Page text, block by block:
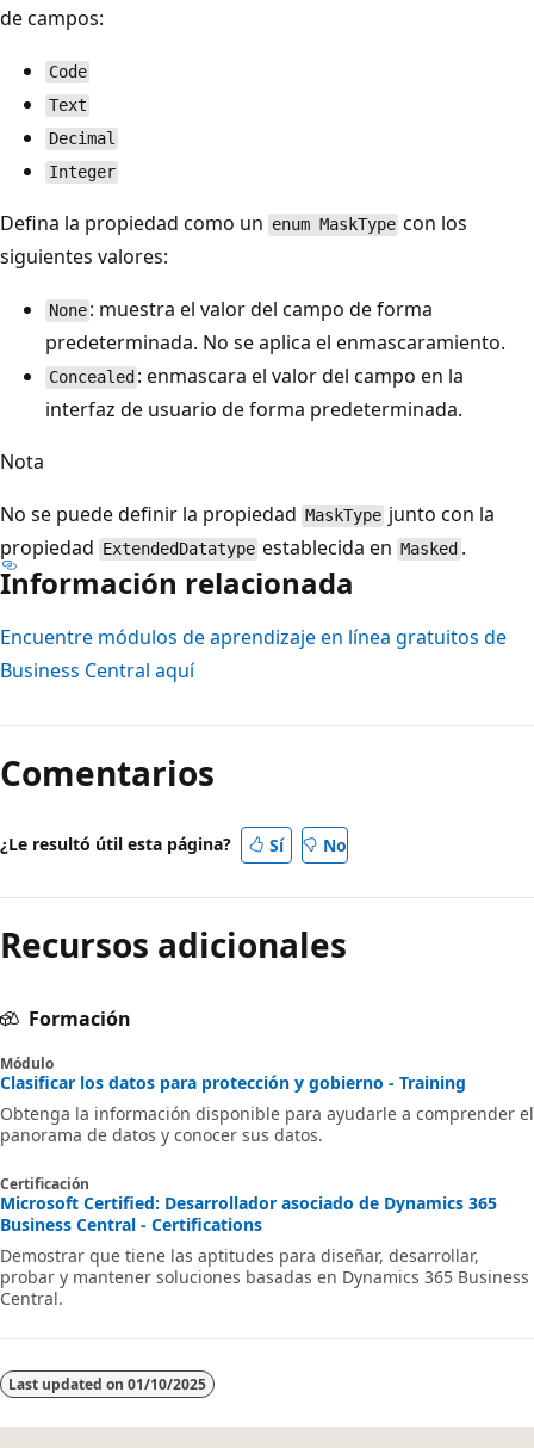
de campos:
Code
Text
Decimal
Integer
Defina la propiedad como un enum MaskType con los
siguientes valores:
None : muestra el valor del campo de forma
predeterminada. No se aplica el enmascaramiento.
Concealed : enmascara el valor del campo en la
interfaz de usuario de forma predeterminada.
Nota
No se puede definir la propiedad MaskType junto con la
propiedad ExtendedDatatype establecida en Masked .
Información relacionada
Encuentre módulos de aprendizaje en línea gratuitos de
Business Central aquí
Comentarios
¿Le resultó útil esta página? Sí No
Recursos adicionales
Formación
Módulo
Clasificar los datos para protección y gobierno - Training
Obtenga la información disponible para ayudarle a comprender el
panorama de datos y conocer sus datos.
Certificación
Microsoft Certified: Desarrollador asociado de Dynamics 365
Business Central - Certifications
Demostrar que tiene las aptitudes para diseñar, desarrollar,
probar y mantener soluciones basadas en Dynamics 365 Business
Central.
Last updated on 01/10/2025